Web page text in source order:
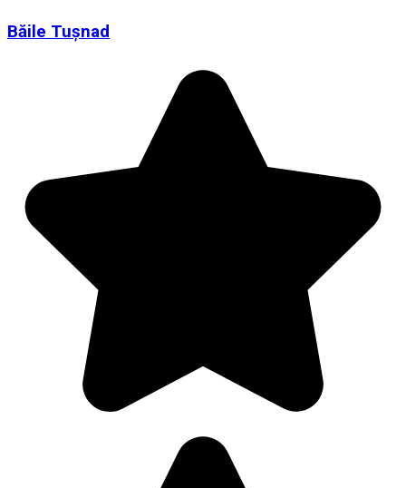
Băile Tușnad